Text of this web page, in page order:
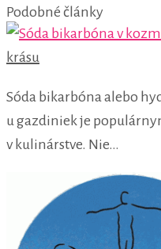
Podobné články
krásu
Sóda bikarbóna alebo
u gazdiniek je
v kulinárstve. Nie…